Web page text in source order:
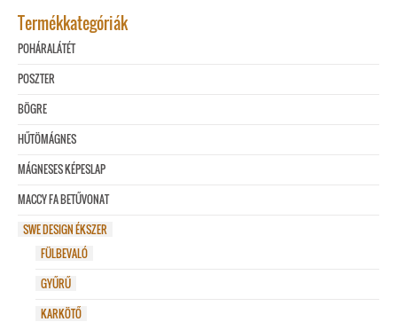
Termékkategóriák
POHÁRALÁTÉT
POSZTER
BÖGRE
HŰTÖMÁGNES
MÁGNESES KÉPESLAP
MACCY FA BETŰVONAT
SWE DESIGN ÉKSZER
FÜLBEVALÓ
GYŰRŰ
KARKÖTŐ